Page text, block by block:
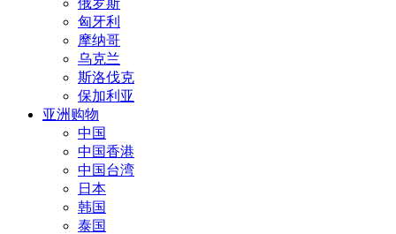
匈牙利
摩纳哥
乌克兰
斯洛伐克
保加利亚
亚洲购物
中国
中国香港
中国台湾
日本
韩国
泰国